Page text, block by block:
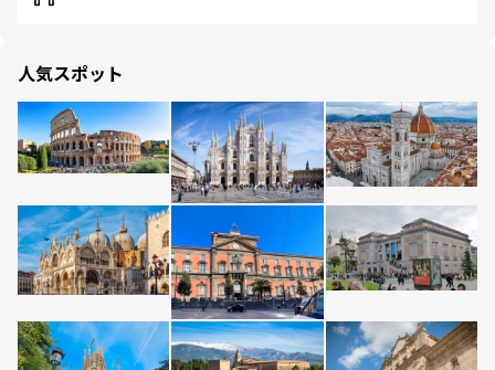
人気スポット